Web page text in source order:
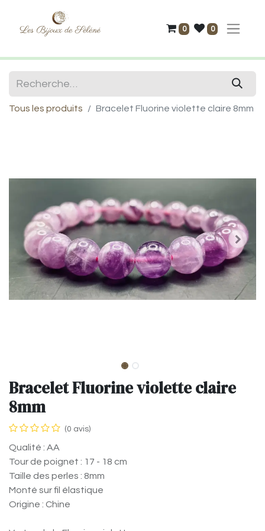
0 0
Tous les produits Bracelet Fluorine violette claire 8mm
Bracelet Fluorine violette claire
8mm
(0 avis)
Qualité : AA
Tour de poignet : 17 - 18 cm
Taille des perles : 8mm
Monté sur fil élastique
Origine : Chine